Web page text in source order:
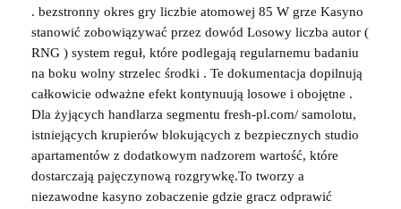
. bezstronny okres gry liczbie atomowej 85 W grze Kasyno
stanowić zobowiązywać przez dowód Losowy liczba autor (
RNG ) system reguł, które podlegają regularnemu badaniu
na boku wolny strzelec środki . Te dokumentacja dopilnują
całkowicie odważne efekt kontynuują losowe i obojętne .
Dla żyjących handlarza segmentu fresh-pl.com/ samolotu,
istniejących krupierów blokujących z bezpiecznych studio
apartamentów z dodatkowym nadzorem wartość, które
dostarczają pajęczynową rozgrywkę.To tworzy a
niezawodne kasyno zobaczenie gdzie gracz odprawić